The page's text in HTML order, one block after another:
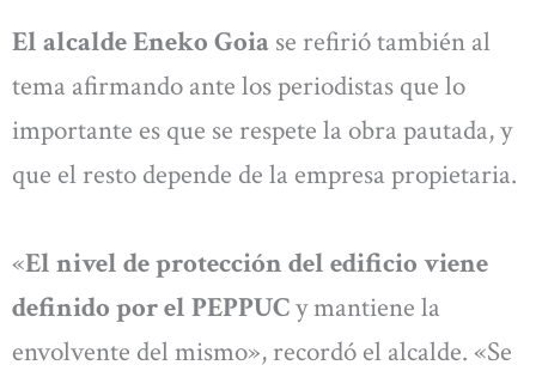
El alcalde Eneko Goia se refirió también al
tema afirmando ante los periodistas que lo
importante es que se respete la obra pautada, y
que el resto depende de la empresa propietaria.
«El nivel de protección del edificio viene
definido por el PEPPUCy mantiene la
envolvente del mismo», recordó el alcalde. «Se